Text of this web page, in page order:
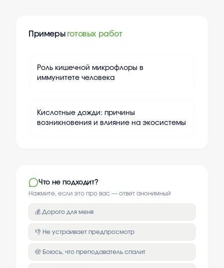
Примеры готовых работ
Роль кишечной микрофлоры в
иммунитете человека
Кислотные дожди: причины
возникновения и влияние на экосистемы
Что не подходит?
Нажмите, если это про вас — ответ анонимный
💰 Дорого для меня
👎 Не устраивает предпросмотр
🫣 Боюсь, что преподаватель спалит